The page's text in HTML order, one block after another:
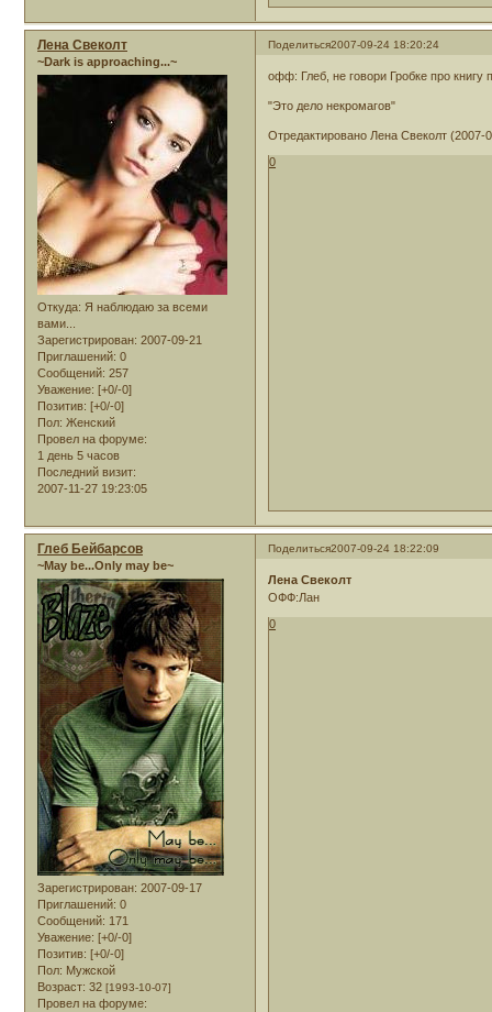
Поделиться2007-09-24 18:20:24
Лена Свеколт
~Dark is approaching...~
Откуда: Я наблюдаю за всеми
вами...
Зарегистрирован: 2007-09-21
Приглашений: 0
Сообщений: 257
Уважение: [+0/-0]
Позитив: [+0/-0]
Пол: Женский
Провел на форуме:
1 день 5 часов
Последний визит:
2007-11-27 19:23:05
офф: Глеб, не говори Гробке про книгу
"Это дело некромагов"
Отредактировано Лена Свеколт (2007-
0
Поделиться2007-09-24 18:22:09
Глеб Бейбарсов
~May be...Only may be~
Зарегистрирован: 2007-09-17
Приглашений: 0
Сообщений: 171
Уважение: [+0/-0]
Позитив: [+0/-0]
Пол: Мужской
Возраст: 32 [1993-10-07]
Провел на форуме:
Лена Свеколт
ОФФ:Лан
0